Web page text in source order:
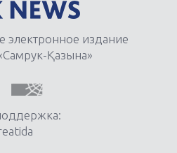
электронное издание
Қазына»